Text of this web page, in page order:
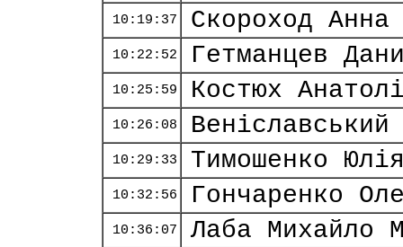
10:19:37 Скороход Анна
10:22:52 Гетманцев
10:25:59 Костюх
10:26:08
10:29:33 Тимошенко
10:32:56 Гончаренко
10:36:07 Лаба Михайло